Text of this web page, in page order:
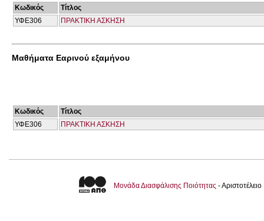
Κωδικός
Τίτλος
ΥΦΕ306
ΠΡΑΚΤΙΚΗ ΑΣΚΗΣΗ
Μαθήματα Εαρινού εξαμήνου
Κωδικός
Τίτλος
ΥΦΕ306
ΠΡΑΚΤΙΚΗ ΑΣΚΗΣΗ
Μονάδα Διασφάλισης Ποιότητας -